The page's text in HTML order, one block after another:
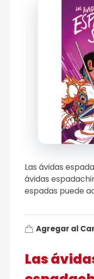
Las
Las ávidas
ávidas
espadas puede
Agregar al